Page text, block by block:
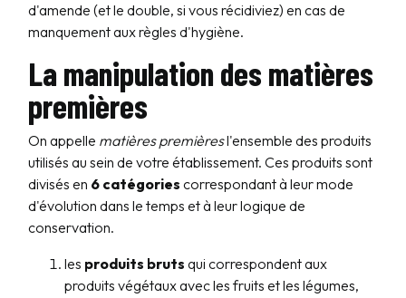
d'amende (et le double, si vous récidiviez) en cas de
manquement aux règles d'hygiène.
La manipulation des matières
premières
On appelle matières premièresl'ensemble des produits
utilisés au sein de votre établissement. Ces produits sont
divisés en 6 catégories correspondant à leur mode
d'évolution dans le temps et à leur logique de
conservation.
les produits bruts qui correspondent aux
produits végétaux avec les fruits et les légumes,